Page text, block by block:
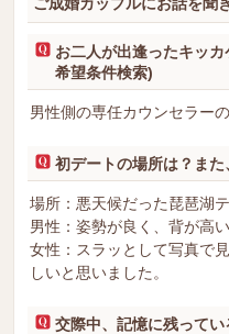
お二人が出逢ったキッカ
希望条件検索)
男性側の専任カウンセラー
初デートの場所は？ま
場所：悪天候だった琵琶湖
男性：姿勢が良く、背が高
女性：スラッとして写真で
しいと思いました。
交際中、記憶に残って